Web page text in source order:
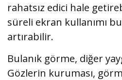
rahatsız edici hale
süreli ekran kullanımı
artırabilir.
Bulanık görme, diğer
Gözlerin kuruması,